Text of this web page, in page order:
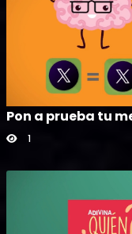
Pon a prueba tu
1